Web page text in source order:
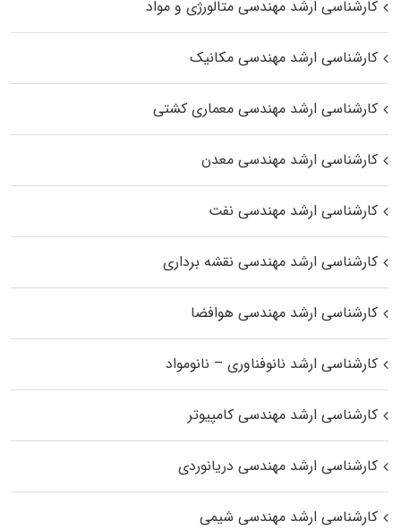
کارشناسی ارشد مهندسی متالورژی و مواد
کارشناسی ارشد مهندسی مکانیک
کارشناسی ارشد مهندسی معماری کشتی
کارشناسی ارشد مهندسی معدن
کارشناسی ارشد مهندسی نفت
کارشناسی ارشد مهندسی نقشه برداری
کارشناسی ارشد مهندسی هوافضا
کارشناسی ارشد نانوفناوری – نانومواد
کارشناسی ارشد مهندسی کامپیوتر
کارشناسی ارشد مهندسی دریانوردی
کارشناسی ارشد مهندسی شیمی